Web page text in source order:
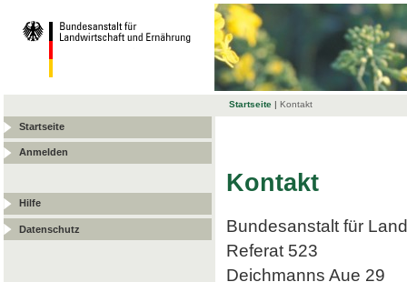
Startseite | Kontakt
Startseite
Anmelden
Hilfe
Datenschutz
Kontakt
Bundesanstalt für
Referat 523
Deichmanns Aue 29